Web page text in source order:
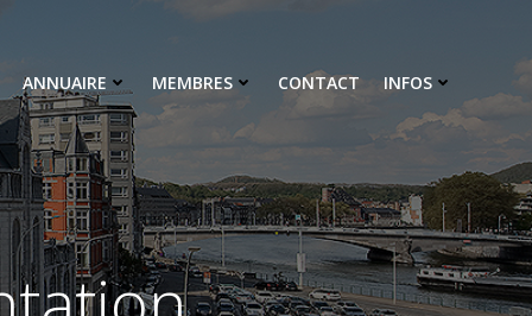
ANNUAIRE MEMBRES CONTACT INFOS